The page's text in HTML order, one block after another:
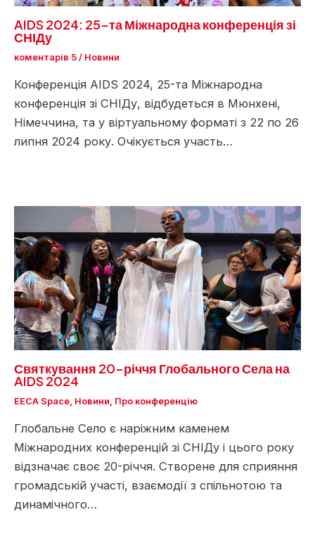
AIDS 2024: 25-та Міжнародна конференція зі
СНІДу
коментарів 5 / Новини
Конференція AIDS 2024, 25-та Міжнародна
конференція зі СНІДу, відбудеться в Мюнхені,
Німеччина, та у віртуальному форматі з 22 по 26
липня 2024 року. Очікується участь…
Святкування 20-річчя Глобального Села на
AIDS 2024
EECA Space Новини Про конференцію
Глобальне Село є наріжним каменем
Міжнародних конференцій зі СНІДу і цього року
відзначає своє 20-річчя. Створене для сприяння
громадській участі, взаємодії з спільнотою та
динамічного…